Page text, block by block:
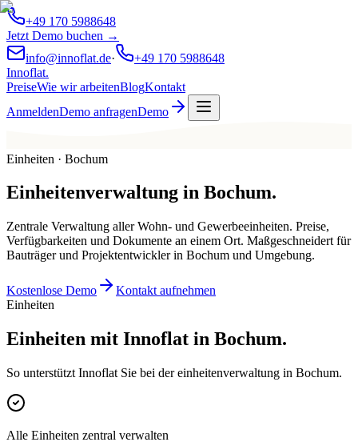
+49 170 5988648
Jetzt Demo buchen →
info@innoflat.de·
+49 170 5988648
Innoflat.
PreiseWie wir arbeitenBlogKontakt
AnmeldenDemo anfragenDemo
Einheiten · Bochum
Einheitenverwaltung in Bochum.
Zentrale Verwaltung aller Wohn- und Gewerbeeinheiten. Preise,
Verfügbarkeiten und Dokumente an einem Ort. Maßgeschneidert für
Bauträger und Projektentwickler in Bochum und Umgebung.
Kostenlose Demo
Kontakt aufnehmen
Einheiten
Einheiten mit Innoflat in Bochum.
So unterstützt Innoflat Sie bei der einheitenverwaltung in Bochum.
Alle Einheiten zentral verwalten